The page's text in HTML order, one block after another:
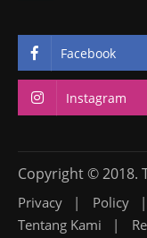
Facebook
Instagram
Copyright © 2018.
Privacy Policy
Tentang Kami